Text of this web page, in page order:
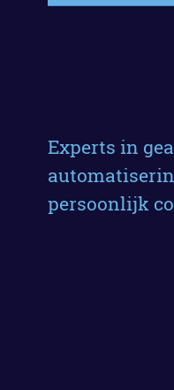
Experts in
persoonlijk